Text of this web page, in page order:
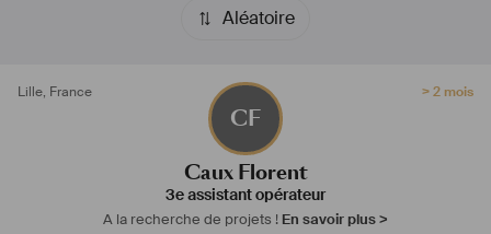
Aléatoire
Lille, France
CF
> 2 mois
Caux Florent
3e assistant opérateur
A la recherche de projets ! En savoir plus >